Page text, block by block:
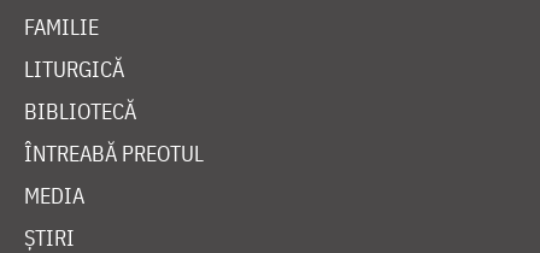
FAMILIE
LITURGICĂ
BIBLIOTECĂ
ÎNTREABĂ PREOTUL
MEDIA
ȘTIRI